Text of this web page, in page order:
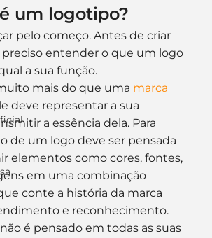
um logotipo?
pelo começo. Antes de criar
preciso entender o que um logo
a sua função.
mais do que uma marca
deve representar a sua
a essência dela. Para
de um logo deve ser pensada
elementos como cores, fontes,
em uma combinação
conte a história da marca
e reconhecimento.
é pensado em todas as suas